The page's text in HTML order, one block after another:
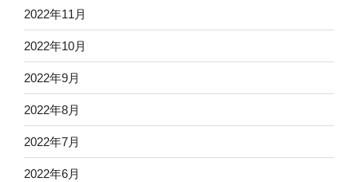
2022年11月
2022年10月
2022年9月
2022年8月
2022年7月
2022年6月